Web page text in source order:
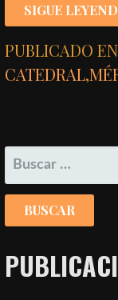
SIGUE
PUBLICADO
CATEDRAL,
BUSCAR: